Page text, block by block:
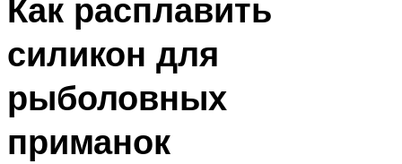
Как расплавить
силикон для
рыболовных
приманок